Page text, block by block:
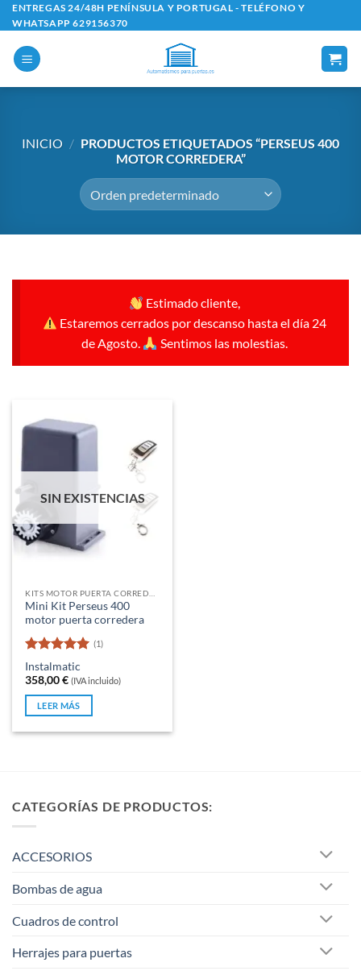
Saltar
al
contenido
ENTREGAS 24/48H PENÍNSULA Y PORTUGAL - TELÉFONO Y
WHATSAPP 629156370
INICIO / PRODUCTOS ETIQUETADOS “PERSEUS 400
MOTOR CORREDERA”
Estimado cliente,
Estaremos cerrados por descanso hasta el día 24
de Agosto.
Sentimos las molestias.
SIN EXISTENCIAS
Mini Kit Perseus 400
motor puerta corredera
Valorado
con5de 5
(1)
Instalmatic
358,00€ (IVA incluido)
LEER MÁS
CATEGORÍAS DE PRODUCTOS:
ACCESORIOS
Bombas de agua
Cuadros de control
Herrajes para puertas